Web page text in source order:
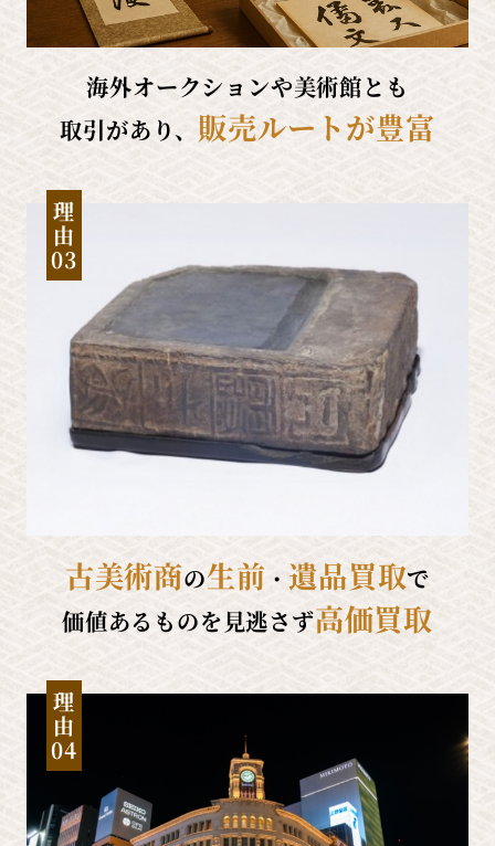
海外オークションや美術館とも
取引があり、 販売ルートが豊富
理
由
03
古美術商の生前 ・ 遺品買取で
価値あるものを見逃さず高価買取
理
由
04